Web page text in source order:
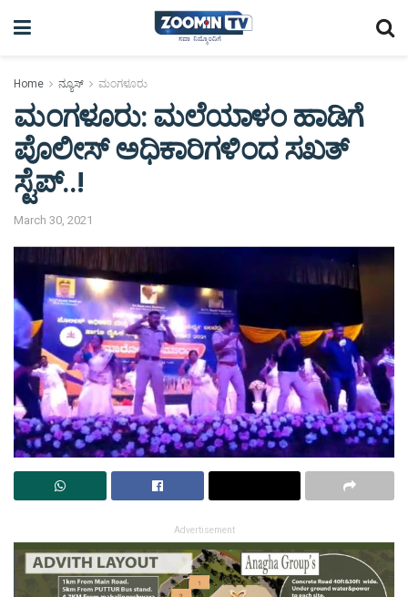
Home ನ್ಯೂಸ್ ಮಂಗಳೂರು
ಮಂಗಳೂರು: ಮಲೆಯಾಳಂ ಹಾಡಿಗೆ
ಪೊಲೀಸ್ ಅಧಿಕಾರಿಗಳಿಂದ ಸಖತ್
ಸ್ಟೆಪ್..!
March 30, 2021
Advertisement